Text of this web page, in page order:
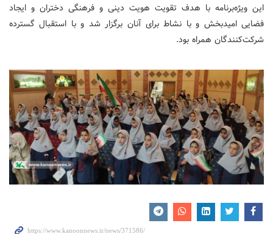
این ویژه‌برنامه با هدف تقویت هویت دینی و فرهنگی دختران و ایجاد
فضایی امیدبخش و با نشاط برای آنان برگزار شد و با استقبال گسترده
شرکت‌کنندگان همراه بود.